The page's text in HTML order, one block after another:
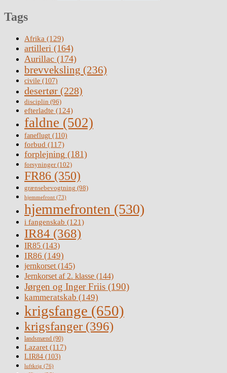
Tags
Afrika (129)
artilleri (164)
Aurillac (174)
brevveksling (236)
civile (107)
desertør (228)
disciplin (96)
efterladte (124)
faldne (502)
faneflugt (110)
forbud (117)
forplejning (181)
forsyninger(102)
FR86 (350)
grænsebevogtning (98)
hjemmefront (73)
hjemmefronten (530)
i fangenskab (121)
IR84 (368)
IR85 (143)
IR86 (149)
jernkorset (145)
Jernkorset af 2. klasse (144)
Jørgen og Inger Friis (190)
kammeratskab (149)
krigsfange (650)
krigsfanger (396)
landsmænd (90)
Lazaret (117)
LIR84 (103)
luftkrig (76)